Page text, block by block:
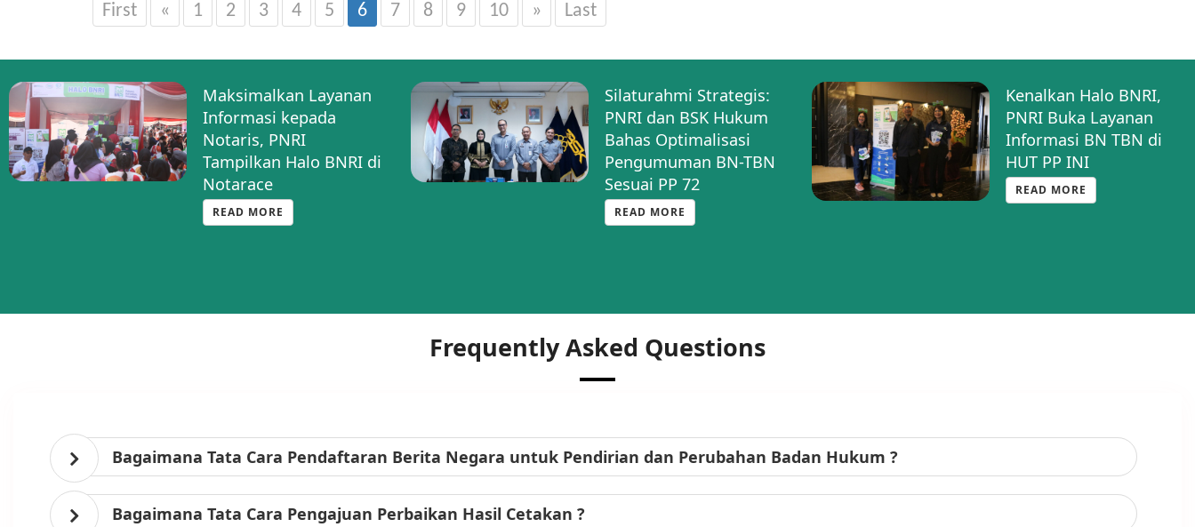
First « 1 2 3 4 5 6 7 8 9 10 » Last
Maksimalkan Layanan
Informasi kepada
Notaris, PNRI
Tampilkan Halo BNRI di
Notarace
READ MORE
Silaturahmi Strategis:
PNRI dan BSK Hukum
Bahas Optimalisasi
Pengumuman BN-TBN
Sesuai PP 72
READ MORE
Kenalkan Halo BNRI,
PNRI Buka Layanan
Informasi BN TBN di
HUT PP INI
READ MORE
Frequently Asked Questions
Bagaimana Tata Cara Pendaftaran Berita Negara untuk Pendirian dan Perubahan Badan Hukum ?
Bagaimana Tata Cara Pengajuan Perbaikan Hasil Cetakan ?